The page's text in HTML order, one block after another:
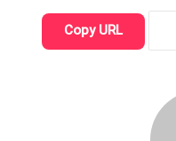
Copy URL